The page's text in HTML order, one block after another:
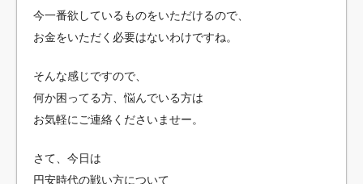
今一番欲しているものをいただけるので、
お金をいただく必要はないわけですね。
そんな感じですので、
何か困ってる方、悩んでいる方は
お気軽にご連絡くださいませー。
さて、今日は
円安時代の戦い方について